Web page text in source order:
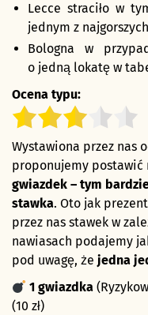
Lecce straciło w
jednym z
Bologna w
o jedną lokatę w
Ocena typu:
Wystawiona przez nas
proponujemy postawić
gwiazdek – tym
stawka. Oto jak
przez nas stawek w
nawiasach podajemy
pod uwagę, że jedna
1 gwiazdka
(10 zł)